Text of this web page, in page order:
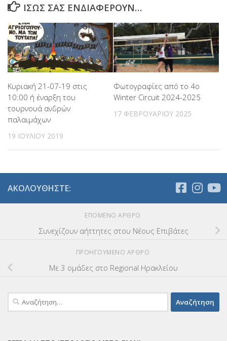
ΊΣΩΣ ΣΑΣ ΕΝΔΙΑΦΈΡΟΥΝ…
Κυριακή 21-07-19 στις
10:00 ή έναρξη του
τουρνουά ανδρών
παλαιμάχων
19 ΙΟΥΛΊΟΥ 2019
Φωτογραφίες από το 4o
Winter Circuit 2024-2025
17 ΦΕΒΡΟΥΑΡΊΟΥ 2025
ΑΚΟΛΟΥΘΉΣΤΕ:
ΕΠΌΜΕΝΟ ΆΡΘΡΟ
Συνεχίζουν αήττητες στου Νέους Επιβάτες
ΠΡΟΗΓΟΎΜΕΝΟ ΆΡΘΡΟ
Με 3 ομάδες στο Regional Ηρακλείου
Αναζήτηση
για: